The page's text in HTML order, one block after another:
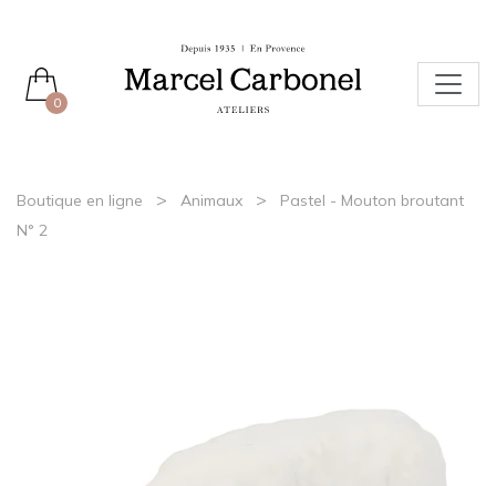
0
Boutique en ligne > Animaux >
Pastel - Mouton broutant
N° 2